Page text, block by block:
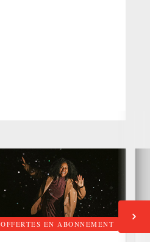
OFFERTES EN ABONNEMENT